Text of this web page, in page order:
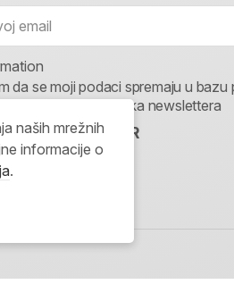
da se moji podaci spremaju u bazu
svrhu slanja MojaRijeka newslettera
NEWSLETTER
naših mrežnih
informacije o
.